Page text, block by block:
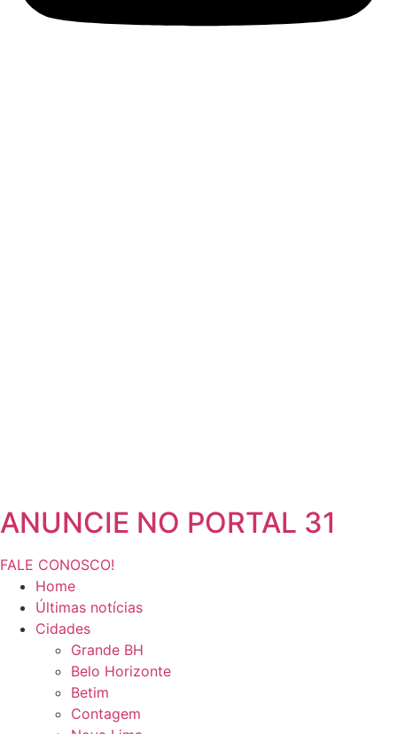
ANUNCIE NO PORTAL 31
FALE CONOSCO!
Home
Últimas notícias
Cidades
Grande BH
Belo Horizonte
Betim
Contagem